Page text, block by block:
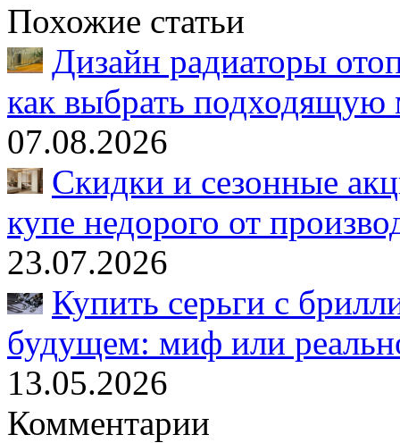
Похожие статьи
Дизайн радиаторы
как выбрать подходящую
07.08.2026
Скидки и сезонные
купе недорого от
23.07.2026
Купить серьги с
будущем: миф или
13.05.2026
Комментарии